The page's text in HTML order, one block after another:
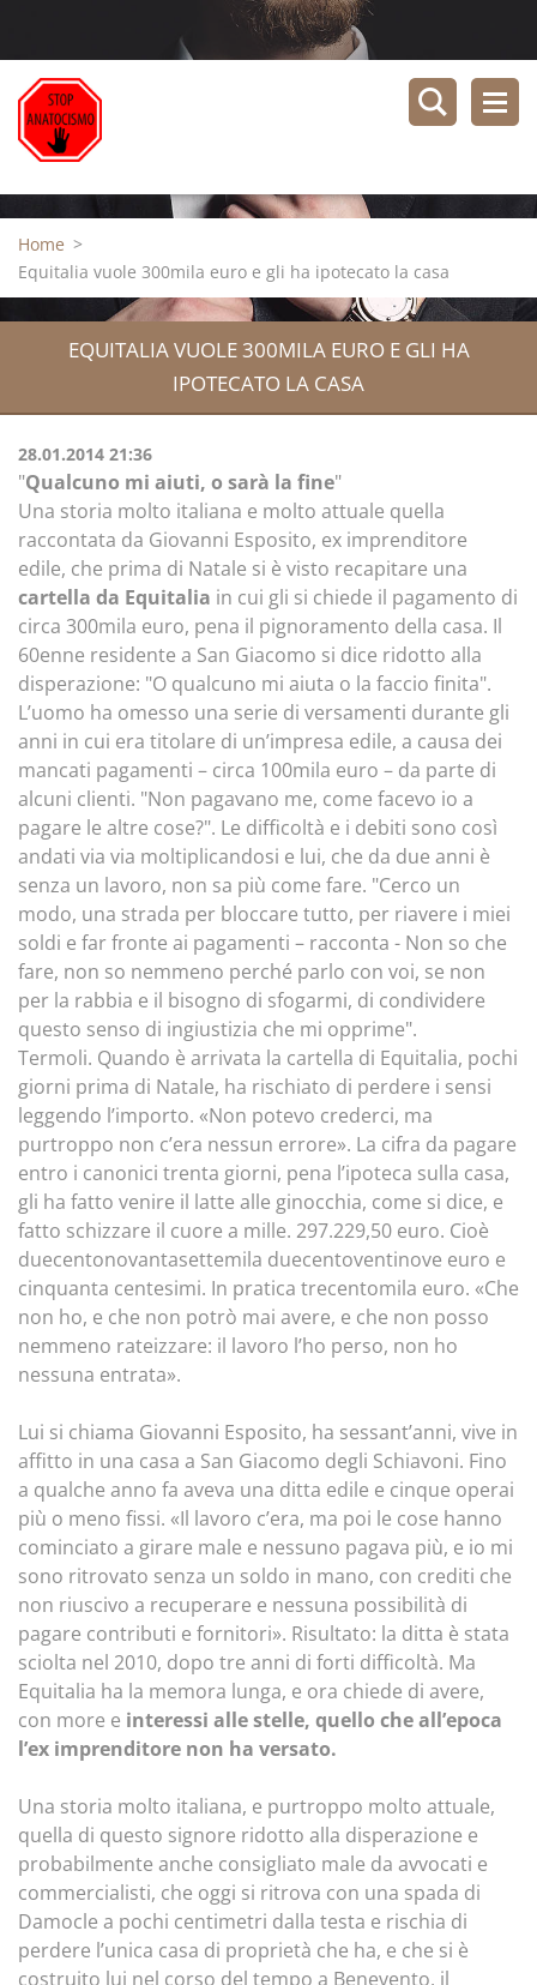
Home >
Equitalia vuole 300mila euro e gli ha ipotecato la casa
EQUITALIA VUOLE 300MILA EURO E GLI HA
IPOTECATO LA CASA
28.01.2014 21:36
"Qualcuno mi aiuti, o sarà la fine"
Una storia molto italiana e molto attuale quella
raccontata da Giovanni Esposito, ex imprenditore
edile, che prima di Natale si è visto recapitare una
cartella da Equitalia in cui gli si chiede il pagamento di
circa 300mila euro, pena il pignoramento della casa. Il
60enne residente a San Giacomo si dice ridotto alla
disperazione: "O qualcuno mi aiuta o la faccio finita".
L’uomo ha omesso una serie di versamenti durante gli
anni in cui era titolare di un’impresa edile, a causa dei
mancati pagamenti – circa 100mila euro – da parte di
alcuni clienti. "Non pagavano me, come facevo io a
pagare le altre cose?". Le difficoltà e i debiti sono così
andati via via moltiplicandosi e lui, che da due anni è
senza un lavoro, non sa più come fare. "Cerco un
modo, una strada per bloccare tutto, per riavere i miei
soldi e far fronte ai pagamenti – racconta - Non so che
fare, non so nemmeno perché parlo con voi, se non
per la rabbia e il bisogno di sfogarmi, di condividere
questo senso di ingiustizia che mi opprime".
Termoli. Quando è arrivata la cartella di Equitalia, pochi
giorni prima di Natale, ha rischiato di perdere i sensi
leggendo l’importo. «Non potevo crederci, ma
purtroppo non c’era nessun errore». La cifra da pagare
entro i canonici trenta giorni, pena l’ipoteca sulla casa,
gli ha fatto venire il latte alle ginocchia, come si dice, e
fatto schizzare il cuore a mille. 297.229,50 euro. Cioè
duecentonovantasettemila duecentoventinove euro e
cinquanta centesimi. In pratica trecentomila euro. «Che
non ho, e che non potrò mai avere, e che non posso
nemmeno rateizzare: il lavoro l’ho perso, non ho
nessuna entrata».
Lui si chiama Giovanni Esposito, ha sessant’anni, vive in
affitto in una casa a San Giacomo degli Schiavoni. Fino
a qualche anno fa aveva una ditta edile e cinque operai
più o meno fissi. «Il lavoro c’era, ma poi le cose hanno
cominciato a girare male e nessuno pagava più, e io mi
sono ritrovato senza un soldo in mano, con crediti che
non riuscivo a recuperare e nessuna possibilità di
pagare contributi e fornitori». Risultato: la ditta è stata
sciolta nel 2010, dopo tre anni di forti difficoltà. Ma
Equitalia ha la memora lunga, e ora chiede di avere,
con more e interessi alle stelle, quello che all’epoca
l’ex imprenditore non ha versato.
Una storia molto italiana, e purtroppo molto attuale,
quella di questo signore ridotto alla disperazione e
probabilmente anche consigliato male da avvocati e
commercialisti, che oggi si ritrova con una spada di
Damocle a pochi centimetri dalla testa e rischia di
perdere l’unica casa di proprietà che ha, e che si è
costruito lui nel corso del tempo a Benevento, il